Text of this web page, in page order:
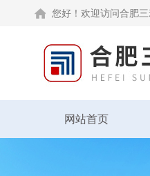
您好！欢迎访问合肥
网站首页